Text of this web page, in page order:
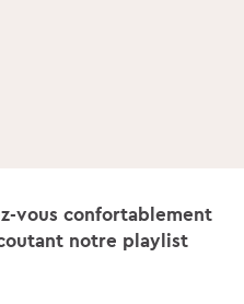
vous confortablement
notre playlist